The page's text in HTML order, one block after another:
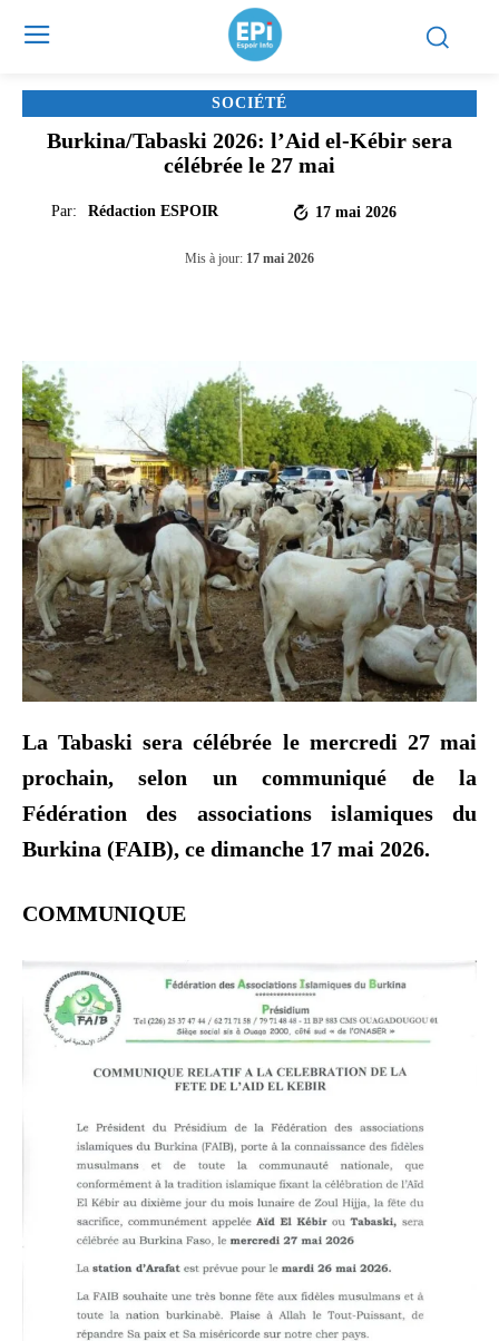
SOCIÉTÉ
Burkina/Tabaski 2026: l’Aid el-Kébir sera
célébrée le 27 mai
Par: Rédaction ESPOIR 17 mai 2026
Mis à jour: 17 mai 2026
La Tabaski sera célébrée le mercredi 27 mai
prochain, selon un communiqué de la
Fédération des associations islamiques du
Burkina (FAIB), ce dimanche 17 mai 2026.
COMMUNIQUE